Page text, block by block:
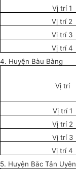
Vị trí 1
Vị trí 2
Vị trí 3
Vị trí 4
4. Huyện Bàu Bàng
Vị trí
Vị trí 1
Vị trí 2
Vị trí 3
Vị trí 4
5. Huyện Bắc Tân Uyên